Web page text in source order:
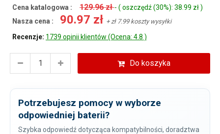
Cena katalogowa : 129.96 zł- ( oszczędź (30%): 38.99 zł )
Nasza cena :
90.97 zł + zł 7.99 koszty wysyłki
Recenzje: 1739 opinii klientów (Ocena: 4.8 )
Do koszyka
Potrzebujesz pomocy w wyborze
odpowiedniej baterii?
Szybka odpowiedź dotycząca kompatybilności, doradztwa